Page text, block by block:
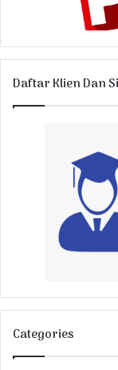
Daftar Klien Dan
Categories